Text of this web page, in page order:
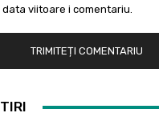
viitoare i comentariu.